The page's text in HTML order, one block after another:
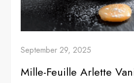
September 29, 2025
Mille-Feuille Arlette